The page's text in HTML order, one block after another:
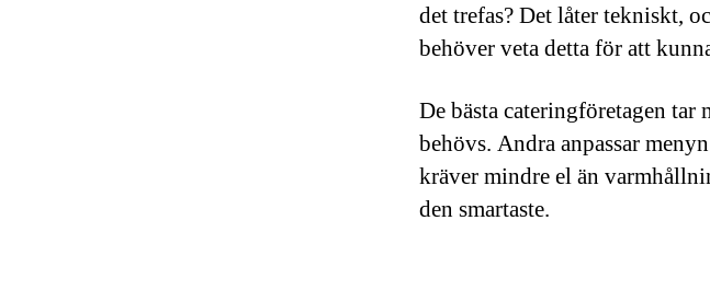
det trefas? Det låter tekniskt,
behöver veta detta för att
De bästa cateringföretagen tar
behövs. Andra anpassar
kräver mindre el än
den smartaste.